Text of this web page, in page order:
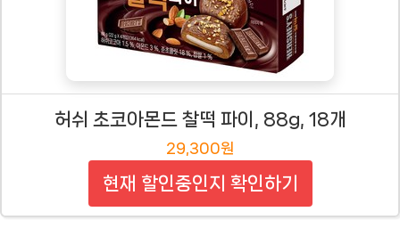
허쉬 초코아몬드 찰떡 파이, 88g, 18개
29,300원
현재 할인중인지 확인하기